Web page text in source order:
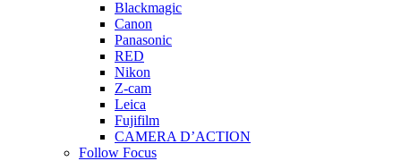
Blackmagic
Canon
Panasonic
RED
Nikon
Z-cam
Leica
Fujifilm
CAMERA D’ACTION
Follow Focus